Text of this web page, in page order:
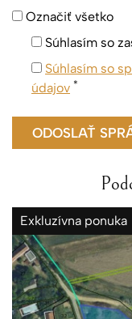
Označiť všetko
Súhlasím so
Súhlasím so
údajov *
Exkluzívna ponuka